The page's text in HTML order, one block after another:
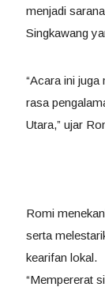
menjadi
Singkawang
“Acara ini
rasa
Utara,” ujar
Romi
serta
kearifan lokal.
“Mempererat